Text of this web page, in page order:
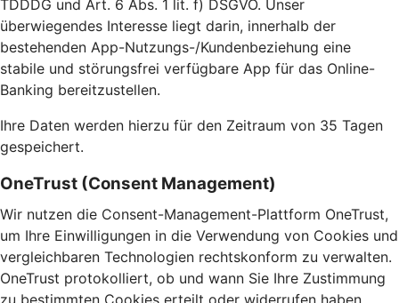
TDDDG und Art. 6 Abs. 1 lit. f) DSGVO. Unser
überwiegendes Interesse liegt darin, innerhalb der
bestehenden App-Nutzungs-/Kundenbeziehung eine
stabile und störungsfrei verfügbare App für das Online-
Banking bereitzustellen.
Ihre Daten werden hierzu für den Zeitraum von 35 Tagen
gespeichert.
OneTrust (Consent Management)
Wir nutzen die Consent-Management-Plattform OneTrust,
um Ihre Einwilligungen in die Verwendung von Cookies und
vergleichbaren Technologien rechtskonform zu verwalten.
OneTrust protokolliert, ob und wann Sie Ihre Zustimmung
zu bestimmten Cookies erteilt oder widerrufen haben.